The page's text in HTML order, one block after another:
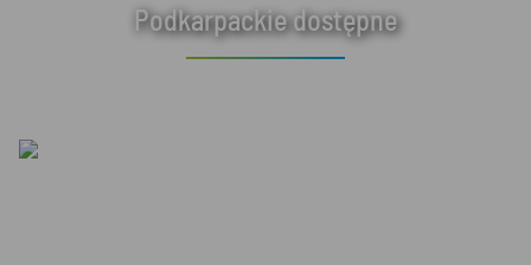
Podkarpackie dostępne